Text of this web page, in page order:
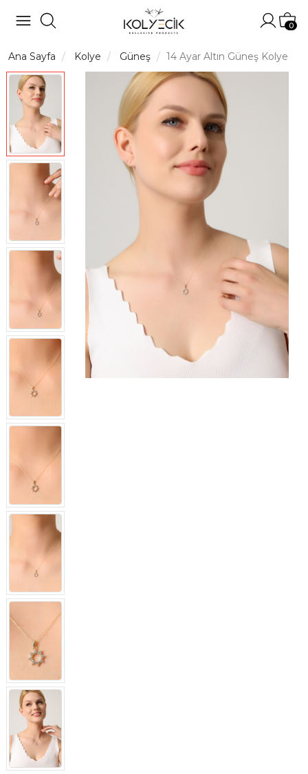
0
Ana Sayfa Kolye Güneş 14 Ayar Altın Güneş Kolye